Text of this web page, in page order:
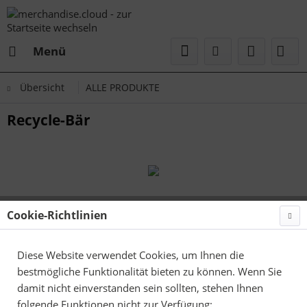
Menü
Übersicht ALLE PRODUKTE
Recycle-Bär
Cookie-Richtlinien
Diese Website verwendet Cookies, um Ihnen die
bestmögliche Funktionalität bieten zu können. Wenn Sie
damit nicht einverstanden sein sollten, stehen Ihnen
folgende Funktionen nicht zur Verfügung: